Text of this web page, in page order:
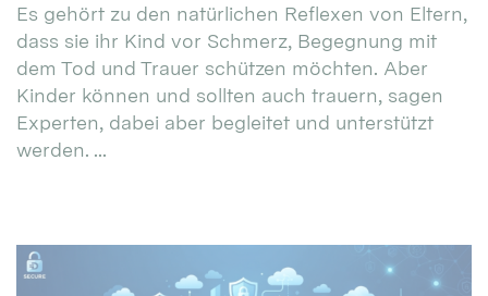
Es gehört zu den natürlichen Reflexen von Eltern,
dass sie ihr Kind vor Schmerz, Begegnung mit
dem Tod und Trauer schützen möchten. Aber
Kinder können und sollten auch trauern, sagen
Experten, dabei aber begleitet und unterstützt
werden. ...